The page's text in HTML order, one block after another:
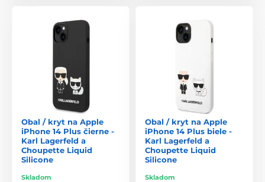
Obal / kryt na Apple
iPhone 14 Plus čierne -
Karl Lagerfeld a
Choupette Liquid
Silicone
Skladom
Obal / kryt na Apple
iPhone 14 Plus biele -
Karl Lagerfeld a
Choupette Liquid
Silicone
Skladom